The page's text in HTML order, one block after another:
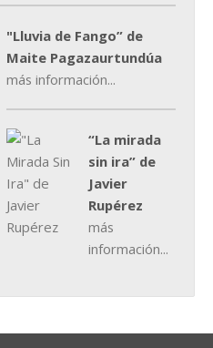
"Lluvia de Fango” de
Maite Pagazaurtundúa
más información...
“La mirada
sin ira” de
Javier
Rupérez
más
información...